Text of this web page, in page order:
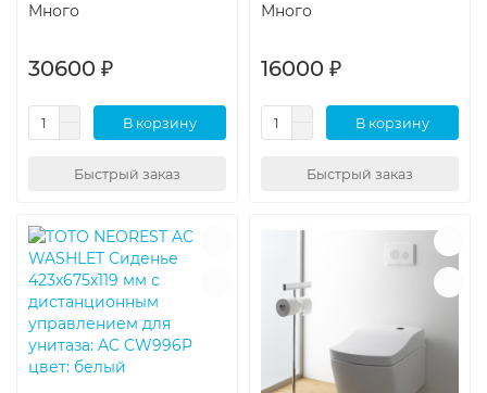
Много
30600 ₽
В корзину
Быстрый заказ
Много
16000 ₽
В корзину
Быстрый заказ